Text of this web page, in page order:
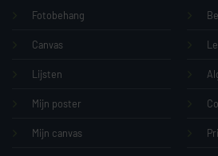
Fotobehang
Canvas
Lijsten
Mijn poster
Mijn canvas